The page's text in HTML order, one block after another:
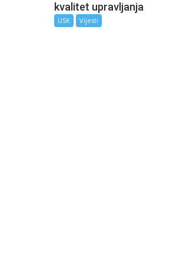
kvalitet upravljanja
USK Vijesti